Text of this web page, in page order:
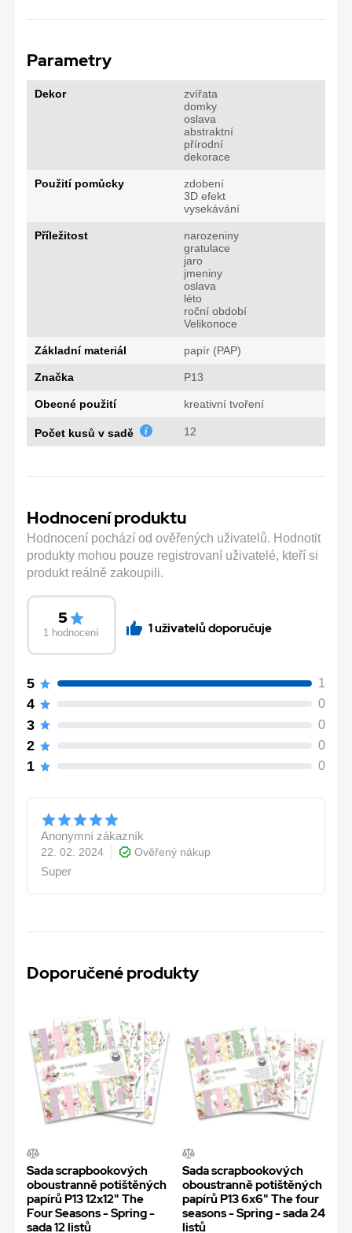
Parametry
Dekor
zvířata
domky
oslava
abstraktní
přírodní
dekorace
Použití pomůcky
zdobení
3D efekt
vysekávání
Příležitost
narozeniny
gratulace
jaro
jmeniny
oslava
léto
roční období
Velikonoce
Základní materiál papír (PAP)
Značka P13
Obecné použití kreativní tvoření
Počet kusů v sadě 12
Hodnocení produktu
Hodnocení pochází od ověřených uživatelů. Hodnotit
produkty mohou pouze registrovaní uživatelé, kteří si
produkt reálně zakoupili.
5
1 hodnocení 1 uživatelů doporučuje
5 1
4 0
3 0
2 0
1 0
Anonymní zákazník
22. 02. 2024
Ověřený nákup
Super
Doporučené produkty
Sada scrapbookových
oboustranně potištěných
papírů P13 12x12" The
Four Seasons - Spring -
sada 12 listů
Sada scrapbookových
oboustranně potištěných
papírů P13 6x6" The four
seasons - Spring - sada 24
listů